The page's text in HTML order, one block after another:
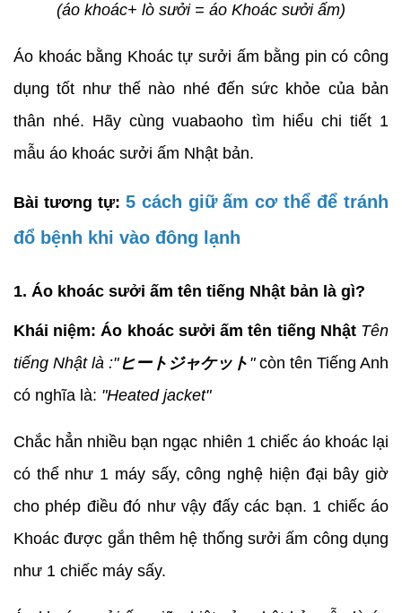
(áo khoác+ lò sưởi = áo Khoác sưởi ấm)
Áo khoác bằng Khoác tự sưởi ấm bằng pin có công
dụng tốt như thế nào nhé đến sức khỏe của bản
thân nhé. Hãy cùng vuabaoho tìm hiểu chi tiết 1
mẫu áo khoác sưởi ấm Nhật bản.
Bài tương tự: 5 cách giữ ấm cơ thể để tránh
đổ bệnh khi vào đông lạnh
1. Áo khoác sưởi ấm tên tiếng Nhật bản là gì?
Khái niệm: Áo khoác sưởi ấm tên tiếng Nhật Tên
tiếng Nhật là :"ヒートジャケット "còn tên Tiếng Anh
có nghĩa là: "Heated jacket"
Chắc hẳn nhiều bạn ngạc nhiên 1 chiếc áo khoác lại
có thể như 1 máy sấy, công nghệ hiện đại bây giờ
cho phép điều đó như vậy đấy các bạn. 1 chiếc áo
Khoác được gắn thêm hệ thống sưởi ấm công dụng
như 1 chiếc máy sấy.